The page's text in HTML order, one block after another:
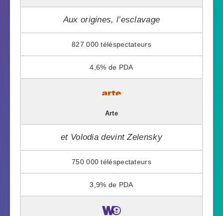
Aux origines, l’esclavage
827 000
4,6%
Arte
et Volodia devint Zelensky
750 000
3,9%